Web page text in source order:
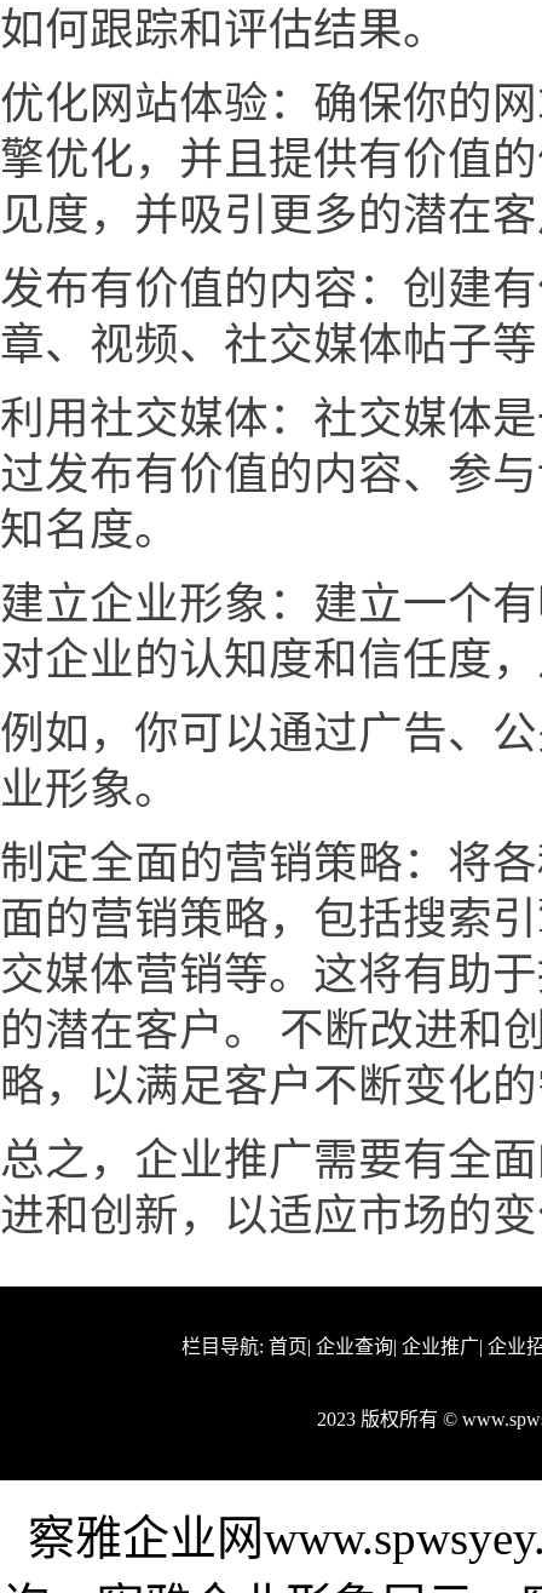
如何跟踪和评估结果。
优化网站体验：确保你的
擎优化，并且提供有价值
见度，并吸引更多的潜在
发布有价值的内容：创建
章、视频、社交媒体帖子
利用社交媒体：社交媒体
过发布有价值的内容、参
知名度。
建立企业形象：建立一个
对企业的认知度和信任度
例如，你可以通过广告、
业形象。
制定全面的营销策略：将
面的营销策略，包括搜索
交媒体营销等。这将有助
的潜在客户。 不断改进和
略，以满足客户不断变化
总之，企业推广需要有全
进和创新，以适应市场的
栏目导航: 首页| 企业查询| 企业推广| 企业
2023 版权所有 ©
察雅企业网